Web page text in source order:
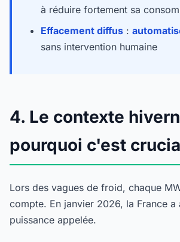
à réduire fortement sa
Effacement diffus :
sans intervention humaine
4. Le contexte
pourquoi c'est
Lors des vagues de froid, chaque
compte. En janvier 2026, la France a
puissance appelée.